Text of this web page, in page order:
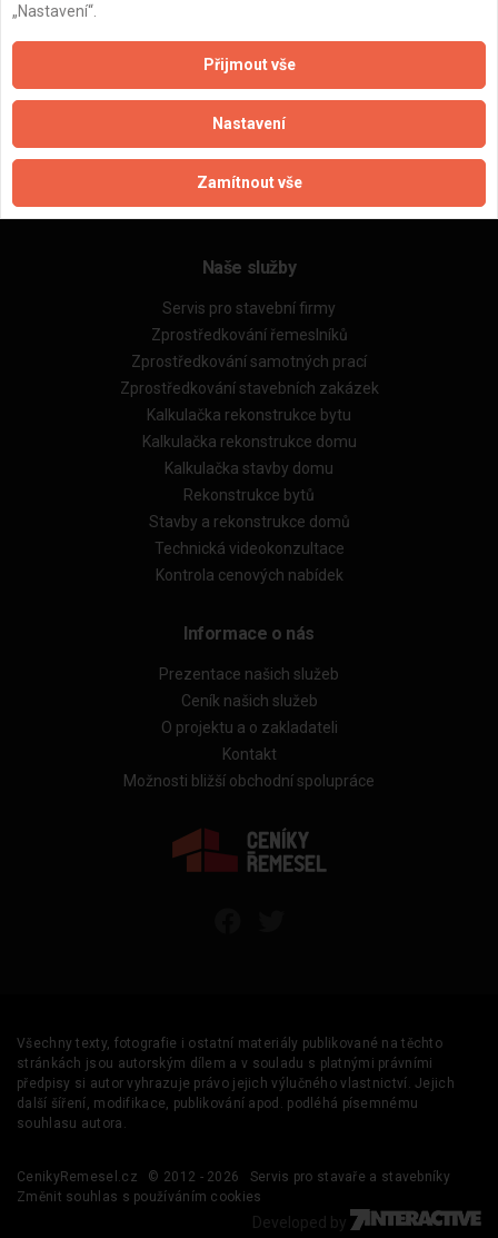
Zpracování a ochrana osobních údajů
Zásady pro používání souborů cookie
Obchodní podmínky (zprostředkování)
Obchodní podmínky (rozpočtování)
Reference
Naše excelové tabulky online
Naše služby
Servis pro stavební firmy
Zprostředkování řemeslníků
Zprostředkování samotných prací
Zprostředkování stavebních zakázek
Kalkulačka rekonstrukce bytu
Kalkulačka rekonstrukce domu
Kalkulačka stavby domu
Rekonstrukce bytů
Stavby a rekonstrukce domů
Technická videokonzultace
Kontrola cenových nabídek
Informace o nás
Prezentace našich služeb
Ceník našich služeb
O projektu a o zakladateli
Kontakt
Možnosti bližší obchodní spolupráce
Všechny texty, fotografie i ostatní materiály publikované na těchto
stránkách jsou autorským dílem a v souladu s platnými právními
předpisy si autor vyhrazuje právo jejich výlučného vlastnictví. Jejich
další šíření, modifikace, publikování apod. podléhá písemnému
souhlasu autora.
CenikyRemesel.cz © 2012 - 2026
Servis pro stavaře a stavebníky
Změnit souhlas s používáním cookies
Developed by
„Nastavení“.
Přijmout vše
Nastavení
Zamítnout vše